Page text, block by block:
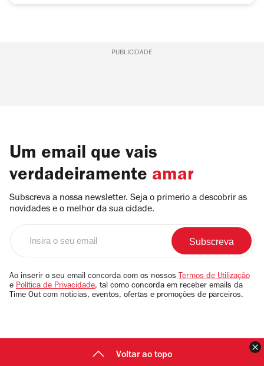
PUBLICIDADE
Um email que vais
verdadeiramente amar
Subscreva a nossa newsletter. Seja o primerio a descobrir as
novidades e o melhor da sua cidade.
email
Ao inserir o seu email concorda com os nossos Termos de Utilização
e Política de Privacidade, tal como concorda em receber emails da
Time Out com notícias, eventos, ofertas e promoções de parceiros.
Voltar ao topo